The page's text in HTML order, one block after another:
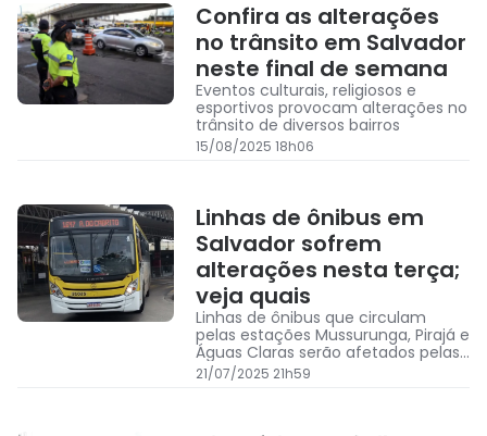
Confira as alterações
no trânsito em Salvador
neste final de semana
Eventos culturais, religiosos e
esportivos provocam alterações no
trânsito de diversos bairros
15/08/2025 18h06
Linhas de ônibus em
Salvador sofrem
alterações nesta terça;
veja quais
Linhas de ônibus que circulam
pelas estações Mussurunga, Pirajá e
Águas Claras serão afetados pelas
alterações
21/07/2025 21h59